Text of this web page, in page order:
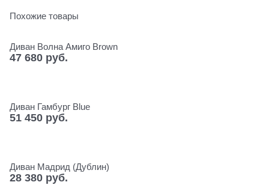
Похожие товары
Диван Волна Амиго Brown
47 680 руб.
Диван Гамбург Blue
51 450 руб.
Диван Мадрид (Дублин)
28 380 руб.